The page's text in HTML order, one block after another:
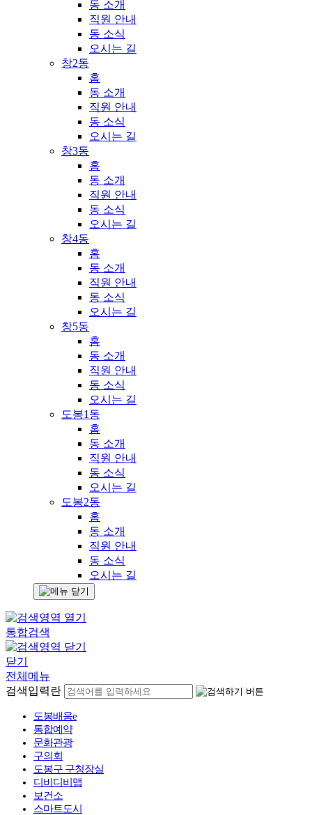
동 소개
직원 안내
동 소식
오시는 길
창2동
홈
동 소개
직원 안내
동 소식
오시는 길
창3동
홈
동 소개
직원 안내
동 소식
오시는 길
창4동
홈
동 소개
직원 안내
동 소식
오시는 길
창5동
홈
동 소개
직원 안내
동 소식
오시는 길
도봉1동
홈
동 소개
직원 안내
동 소식
오시는 길
도봉2동
홈
동 소개
직원 안내
동 소식
오시는 길
통합검색
닫기
전체메뉴
검색입력란
도봉배움e
통합예약
문화관광
구의회
도봉구 구청장실
디비디비맵
보건소
스마트도시